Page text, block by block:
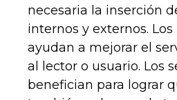
necesaria la inserción
internos y externos.
ayudan a mejorar el
al lector o usuario. Los
benefician para lograr